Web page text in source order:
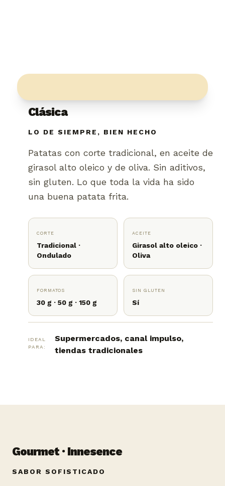
Clásica
LO DE SIEMPRE, BIEN HECHO
Patatas con corte tradicional, en aceite de
girasol alto oleico y de oliva. Sin aditivos,
sin gluten. Lo que toda la vida ha sido
una buena patata frita.
CORTE
Tradicional ·
Ondulado
ACEITE
Girasol alto oleico ·
Oliva
FORMATOS
30 g · 50 g · 150 g
SIN GLUTEN
Sí
IDEAL
PARA:
Supermercados, canal impulso,
tiendas tradicionales
Gourmet · Innesence
SABOR SOFISTICADO